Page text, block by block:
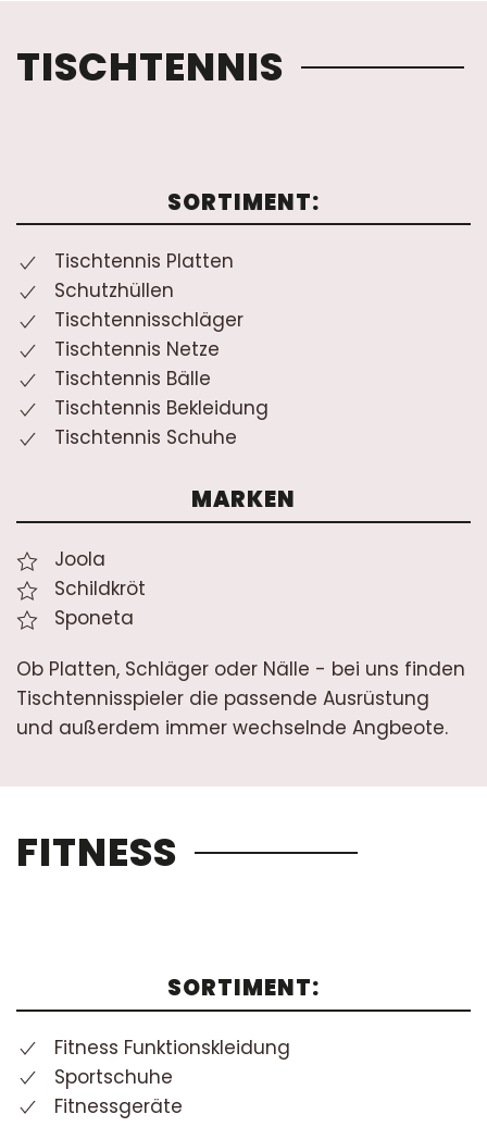
TISCHTENNIS
SORTIMENT:
Tischtennis Platten
Schutzhüllen
Tischtennisschläger
Tischtennis Netze
Tischtennis Bälle
Tischtennis Bekleidung
Tischtennis Schuhe
MARKEN
Joola
Schildkröt
Sponeta
Ob Platten, Schläger oder Nälle - bei uns finden
Tischtennisspieler die passende Ausrüstung
und außerdem immer wechselnde Angbeote.
FITNESS
SORTIMENT:
Fitness Funktionskleidung
Sportschuhe
Fitnessgeräte